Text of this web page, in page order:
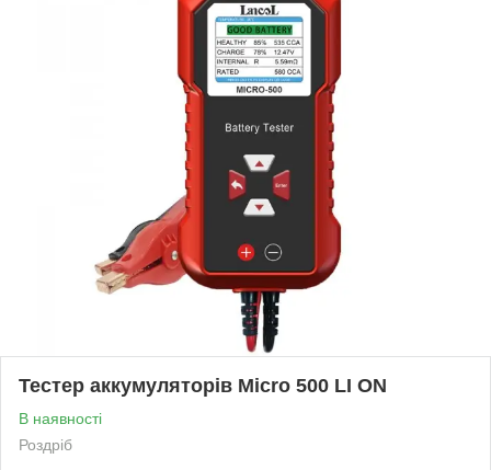
Тестер аккумуляторів Micro 500 LI ON
В наявності
Роздріб